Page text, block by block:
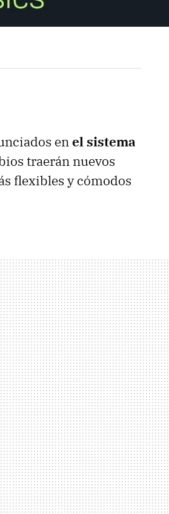
enel sistema
traerán nuevos
flexibles y cómodos